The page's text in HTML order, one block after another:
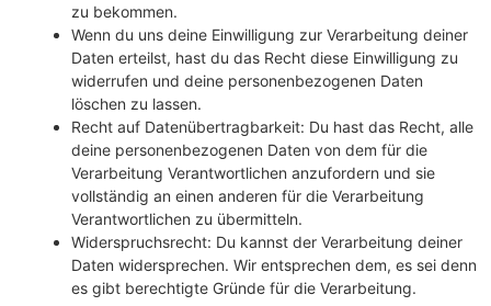
zu bekommen.
Wenn du uns deine Einwilligung zur Verarbeitung deiner
Daten erteilst, hast du das Recht diese Einwilligung zu
widerrufen und deine personenbezogenen Daten
löschen zu lassen.
Recht auf Datenübertragbarkeit: Du hast das Recht, alle
deine personenbezogenen Daten von dem für die
Verarbeitung Verantwortlichen anzufordern und sie
vollständig an einen anderen für die Verarbeitung
Verantwortlichen zu übermitteln.
Widerspruchsrecht: Du kannst der Verarbeitung deiner
Daten widersprechen. Wir entsprechen dem, es sei denn
es gibt berechtigte Gründe für die Verarbeitung.